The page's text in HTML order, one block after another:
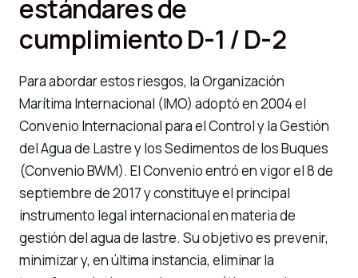
estándares de
cumplimiento D-1 / D-2
Para abordar estos riesgos, la Organización
Marítima Internacional (IMO) adoptó en 2004 el
Convenio Internacional para el Control y la Gestión
del Agua de Lastre y los Sedimentos de los Buques
(Convenio BWM). El Convenio entró en vigor el 8 de
septiembre de 2017 y constituye el principal
instrumento legal internacional en materia de
gestión del agua de lastre. Su objetivo es prevenir,
minimizar y, en última instancia, eliminar la